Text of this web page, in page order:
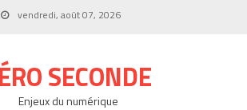
vendredi, août 07, 2026
SECONDE
Enjeux du numérique